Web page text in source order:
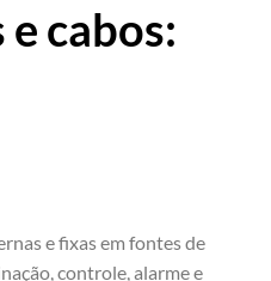
cabos:
e fixas em fontes de
controle, alarme e